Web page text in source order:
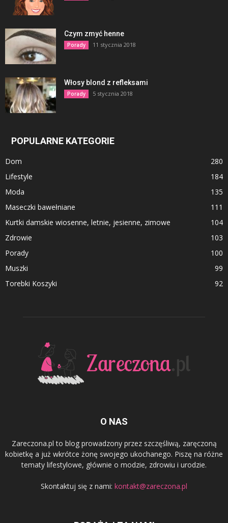
Czym zmyć henne
Porady 11 stycznia 2018
Włosy blond z refleksami
Porady 5 stycznia 2018
POPULARNE KATEGORIE
Dom
280
Lifestyle
184
Moda
135
Maseczki bawełniane
111
Kurtki damskie wiosenne, letnie, jesienne, zimowe
104
Zdrowie
103
Porady
100
Muszki
99
Torebki Koszyki
92
O NAS
Zareczona.pl to blog prowadzony przez szczęśliwą, zaręczoną
kobietkę a już wkrótce żonę swojego ukochanego. Piszę na różne
tematy lifestylowe, głównie o modzie, zdrowiu i urodzie.
Skontaktuj się z nami: kontakt@zareczona.pl